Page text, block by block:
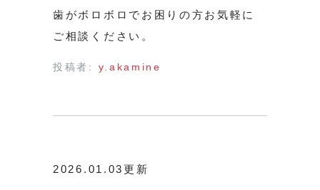
歯がボロボロでお困りの方お気軽に
ご相談ください。
投稿者: y.akamine
2026.01.03更新